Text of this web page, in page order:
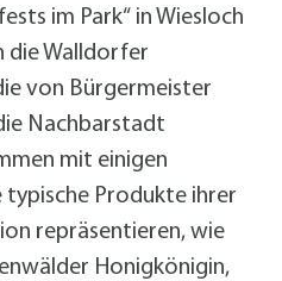
im Park“ in Wiesloch
die Walldorfer
von Bürgermeister
Nachbarstadt
mit einigen
Produkte ihrer
repräsentieren, wie
Honigkönigin,